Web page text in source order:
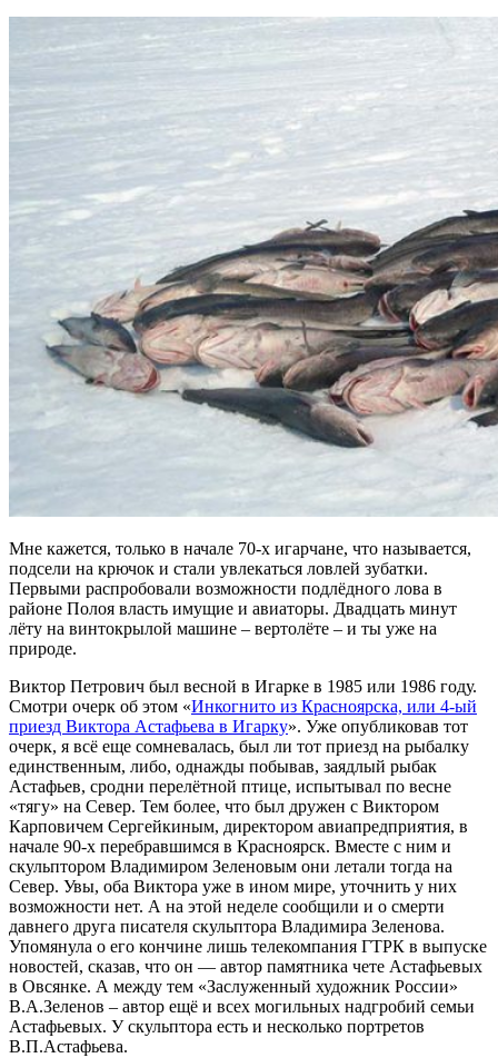
Мне кажется, только в начале 70-х игарчане, что называется,
подсели на крючок и стали увлекаться ловлей зубатки.
Первыми распробовали возможности подлёдного лова в
районе Полоя власть имущие и авиаторы. Двадцать минут
лёту на винтокрылой машине – вертолёте – и ты уже на
природе.
Виктор Петрович был весной в Игарке в 1985 или 1986 году.
Смотри очерк об этом «Инкогнито из Красноярска, или 4-ый
приезд Виктора Астафьева в Игарку». Уже опубликовав тот
очерк, я всё еще сомневалась, был ли тот приезд на рыбалку
единственным, либо, однажды побывав, заядлый рыбак
Астафьев, сродни перелётной птице, испытывал по весне
«тягу» на Север. Тем более, что был дружен с Виктором
Карповичем Сергейкиным, директором авиапредприятия, в
начале 90-х перебравшимся в Красноярск. Вместе с ним и
скульптором Владимиром Зеленовым они летали тогда на
Север. Увы, оба Виктора уже в ином мире, уточнить у них
возможности нет. А на этой неделе сообщили и о смерти
давнего друга писателя скульптора Владимира Зеленова.
Упомянула о его кончине лишь телекомпания ГТРК в выпуске
новостей, сказав, что он — автор памятника чете Астафьевых
в Овсянке. А между тем «Заслуженный художник России»
В.А.Зеленов – автор ещё и всех могильных надгробий семьи
Астафьевых. У скульптора есть и несколько портретов
В.П.Астафьева.